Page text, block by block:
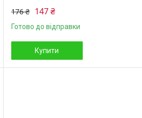
176 ₴ 147 ₴
Готово до відправки
Купити